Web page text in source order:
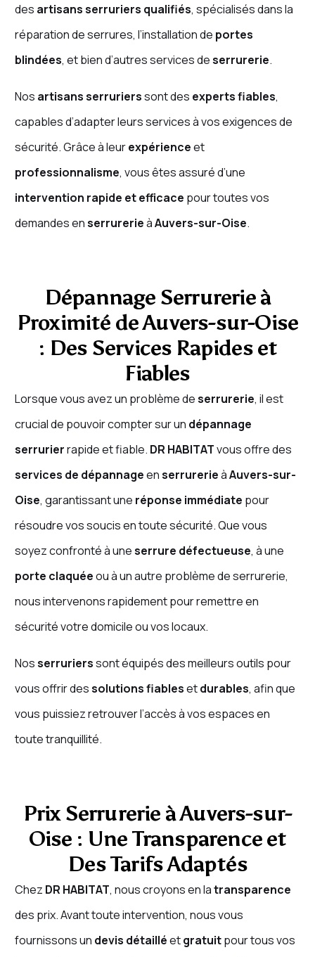
des artisans serruriers qualifiés, spécialisés dans la
réparation de serrures, l’installation de portes
blindées, et bien d’autres services deserrurerie.
Nos artisans serrurierssont des experts fiables,
capables d’adapter leurs services à vos exigences de
sécurité. Grâce à leurexpérienceet
professionnalisme, vous êtes assuré d’une
intervention rapide et efficace pour toutes vos
demandes enserrurerieàAuvers-sur-Oise.
Dépannage Serrurerie à
Proximité de Auvers-sur-Oise
: Des Services Rapides et
Fiables
Lorsque vous avez un problème deserrurerie, il est
crucial de pouvoir compter sur un dépannage
serrurierrapide et fiable. DR HABITATvous offre des
services de dépannageenserrurerieàAuvers-sur-
Oise, garantissant une réponse immédiate pour
résoudre vos soucis en toute sécurité. Que vous
soyez confronté à uneserrure défectueuse, à une
porte claquéeou à un autre problème de serrurerie,
nous intervenons rapidement pour remettre en
sécurité votre domicile ou vos locaux.
Nosserrurierssont équipés des meilleurs outils pour
vous offrir dessolutions fiablesetdurables, afin que
vous puissiez retrouver l’accès à vos espaces en
toute tranquillité.
Prix Serrurerie à Auvers-sur-
Oise : Une Transparence et
Des Tarifs Adaptés
Chez DR HABITAT, nous croyons en latransparence
des prix. Avant toute intervention, nous vous
fournissons un devis détailléetgratuitpour tous vos